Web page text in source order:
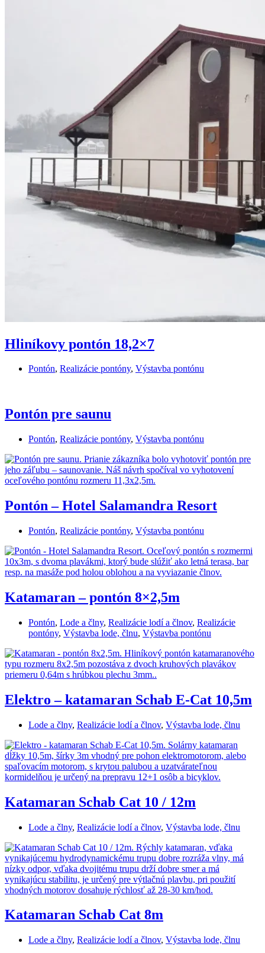
Hliníkovy pontón 18,2×7
Pontón, Realizácie pontóny, Výstavba pontónu
Pontón pre saunu
Pontón, Realizácie pontóny, Výstavba pontónu
Pontón – Hotel Salamandra Resort
Pontón, Realizácie pontóny, Výstavba pontónu
Katamaran – pontón 8×2,5m
Pontón, Lode a člny, Realizácie lodí a člnov, Realizácie
pontóny, Výstavba lode, člnu, Výstavba pontónu
Elektro – katamaran Schab E-Cat 10,5m
Lode a člny, Realizácie lodí a člnov, Výstavba lode, člnu
Katamaran Schab Cat 10 / 12m
Lode a člny, Realizácie lodí a člnov, Výstavba lode, člnu
Katamaran Schab Cat 8m
Lode a člny, Realizácie lodí a člnov, Výstavba lode, člnu